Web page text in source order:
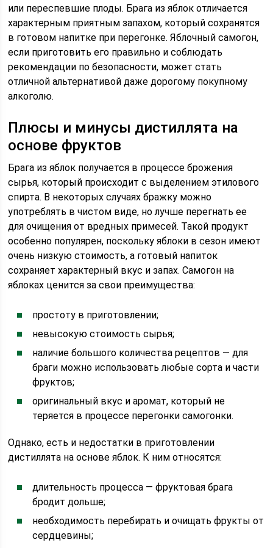
или переспевшие плоды. Брага из яблок отличается
характерным приятным запахом, который сохранятся
в готовом напитке при перегонке. Яблочный самогон,
если приготовить его правильно и соблюдать
рекомендации по безопасности, может стать
отличной альтернативой даже дорогому покупному
алкоголю.
Плюсы и минусы дистиллята на
основе фруктов
Брага из яблок получается в процессе брожения
сырья, который происходит с выделением этилового
спирта. В некоторых случаях бражку можно
употреблять в чистом виде, но лучше перегнать ее
для очищения от вредных примесей. Такой продукт
особенно популярен, поскольку яблоки в сезон имеют
очень низкую стоимость, а готовый напиток
сохраняет характерный вкус и запах. Самогон на
яблоках ценится за свои преимущества:
простоту в приготовлении;
невысокую стоимость сырья;
наличие большого количества рецептов — для
браги можно использовать любые сорта и части
фруктов;
оригинальный вкус и аромат, который не
теряется в процессе перегонки самогонки.
Однако, есть и недостатки в приготовлении
дистиллята на основе яблок. К ним относятся:
длительность процесса — фруктовая брага
бродит дольше;
необходимость перебирать и очищать фрукты от
сердцевины;